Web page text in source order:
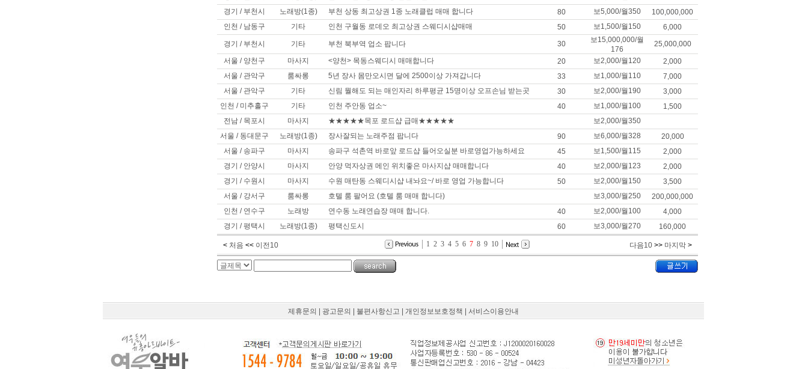
경기 / 부천시
노래방(1종) 부천 상동 최고상권 1종 노래클럽 매매 합니다 80 보5,000/월350
100,000,000
인천 / 남동구
기타 인천 구월동 로데오 최고상권 스웨디시샵매매 50 보1,500/월150
6,000
경기 / 부천시
기타 부천 북부역 업소 팝니다 30
보15,000,000/월
176
25,000,000
서울 / 양천구
마사지 <양천> 목동스웨디시 매매합니다 20 보2,000/월120
2,000
서울 / 관악구
룸싸롱 5년 장사 몸만오시면 달에 2500이상 가져갑니다 33 보1,000/월110
7,000
서울 / 관악구
기타 신림 뭘해도 되는 매인자리 하루평균 15명이상 오프손님 받는곳 30 보2,000/월190
3,000
인천 / 미추홀구
기타 인천 주안동 업소~ 40 보1,000/월100
1,500
전남 / 목포시
마사지 ★★★★★목포 로드샵 급매★★★★★
보2,000/월350
서울 / 동대문구
노래방(1종) 장사잘되는 노래주점 팝니다 90 보6,000/월328
20,000
서울 / 송파구
마사지 송파구 석촌역 바로앞 로드샵 들어오실분 바로영업가능하세요 45 보1,500/월115
2,000
경기 / 안양시
마사지 안양 먹자상권 메인 위치좋은 마사지샵 매매합니다 40 보2,000/월123
2,000
경기 / 수원시
마사지 수원 매탄동 스웨디시샵 내놔요~/ 바로 영업 가능합니다 50 보2,000/월150
3,500
서울 / 강서구
룸싸롱 호텔 룸 팔어요 (호텔 룸 매매 합니다) 보3,000/월250
200,000,000
인천 / 연수구
노래방 연수동 노래연습장 매매 합니다. 40 보2,000/월100
4,000
경기 / 평택시
노래방(1종) 평택신도시 60 보3,000/월270 160,000
< 처음 << 이전10 1 2 3 4 5 6 7 8 9 10 다음10 >> 마지막 >
제휴문의 광고문의 불편사항신고 개인정보보호정책 서비스이용안내